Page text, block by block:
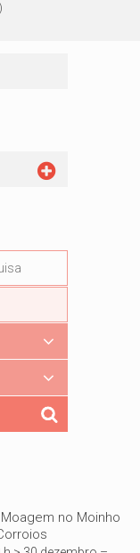
no Moinho